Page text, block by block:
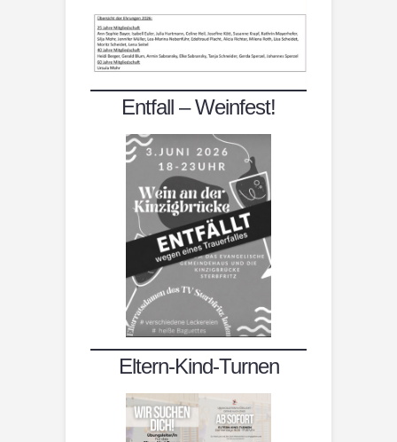
Entfall – Weinfest!
Eltern-Kind-Turnen